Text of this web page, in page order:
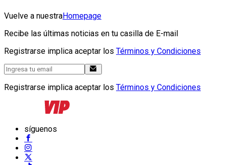
Vuelve a nuestraHomepage
Recibe las últimas noticias en tu casilla de E-mail
Registrarse implica aceptar los Términos y Condiciones
Registrarse implica aceptar los Términos y Condiciones
síguenos